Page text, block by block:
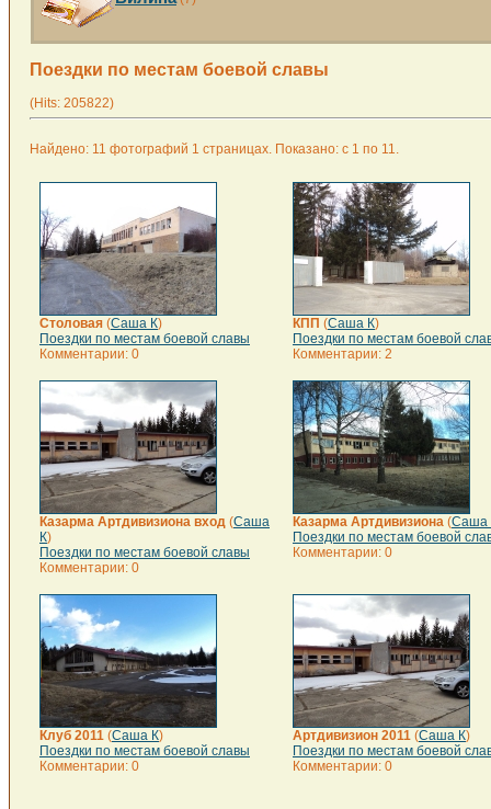
Поездки по местам боевой славы
(Hits: 205822)
Найдено: 11 фотографий 1 страницах. Показано: с 1 по 11.
Столовая (Саша К)
Поездки по местам боевой славы
Комментарии: 0
КПП (Саша К)
Поездки по местам боевой
Комментарии: 2
Казарма Артдивизиона вход (Саша
К)
Поездки по местам боевой славы
Комментарии: 0
Казарма Артдивизиона (Саша
Поездки по местам боевой
Комментарии: 0
Клуб 2011 (Саша К)
Поездки по местам боевой славы
Комментарии: 0
Артдивизион 2011 (Саша К)
Поездки по местам боевой
Комментарии: 0